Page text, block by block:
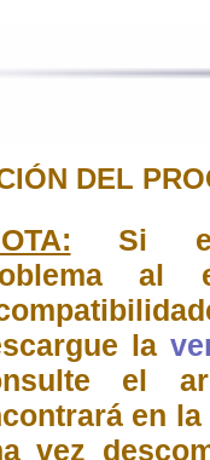
DEL
Si
al
la
el
en
vez